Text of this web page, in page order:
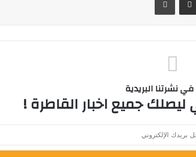
نشرتنا البريدية
ليصلك جميع اخبار القاطرة !